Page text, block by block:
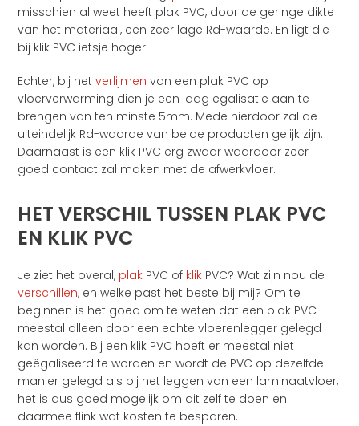
misschien al weet heeft plak PVC, door de geringe dikte
van het materiaal, een zeer lage Rd-waarde. En ligt die
bij klik PVC ietsje hoger.
Echter, bij hetverlijmen van een plak PVC op
vloerverwarming dien je een laag egalisatie aan te
brengen van ten minste 5mm. Mede hierdoor zal de
uiteindelijk Rd-waarde van beide producten gelijk zijn.
Daarnaast is een klik PVC erg zwaar waardoor zeer
goed contact zal maken met de afwerkvloer.
HET VERSCHIL TUSSEN PLAK PVC
EN KLIK PVC
Je ziet het overal, plak PVC of klik PVC? Wat zijn nou de
verschillen, en welke past het beste bij mij? Om te
beginnen is het goed om te weten dat een plak PVC
meestal alleen door een echte vloerenlegger gelegd
kan worden. Bij een klik PVC hoeft er meestal niet
geëgaliseerd te worden en wordt de PVC op dezelfde
manier gelegd als bij het leggen van een laminaatvloer,
het is dus goed mogelijk om dit zelf te doen en
daarmee flink wat kosten te besparen.